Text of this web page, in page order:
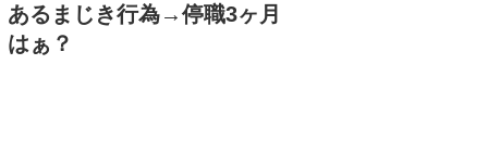
あるまじき行為→停職3ヶ月
はぁ？